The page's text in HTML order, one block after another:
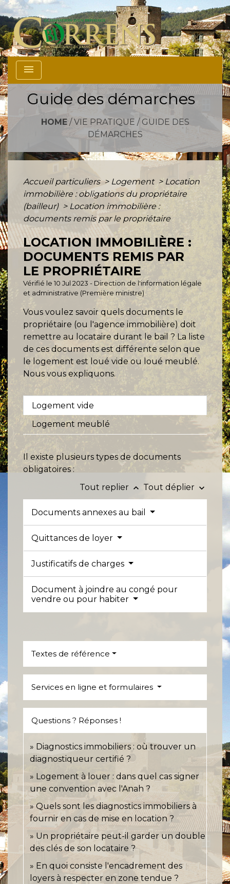
menu
Guide des démarches
HOME/ VIE PRATIQUE / GUIDE DES
DÉMARCHES
Accueil particuliers> Logement > Location
immobilière : obligations du propriétaire
(bailleur) > Location immobilière :
documents remis par le propriétaire
LOCATION IMMOBILIÈRE :
DOCUMENTS REMIS PAR
LE PROPRIÉTAIRE
Vérifié le 10 Jul 2023 - Direction de l'information légale
et administrative (Première ministre)
Vous voulez savoir quels documents le
propriétaire (ou l'agence immobilière) doit
remettre au locataire durant le bail ? La liste
de ces documents est différente selon que
le logement est loué vide ou loué meublé.
Nous vous expliquons.
Logement vide
Logement meublé
Il existe plusieurs types de documents
obligatoires :
Tout replier keyboard_arrow_up Tout déplier keyboard_arrow_down
Documents annexes au bail
Quittances de loyer
Justificatifs de charges
Document à joindre au congé pour
vendre ou pour habiter
Textes de référence
Services en ligne et formulaires
Questions ? Réponses !
Diagnostics immobiliers : où trouver un
diagnostiqueur certifié ?
Logement à louer : dans quel cas signer
une convention avec l'Anah ?
Quels sont les diagnostics immobiliers à
fournir en cas de mise en location ?
Un propriétaire peut-il garder un double
des clés de son locataire ?
En quoi consiste l'encadrement des
loyers à respecter en zone tendue ?